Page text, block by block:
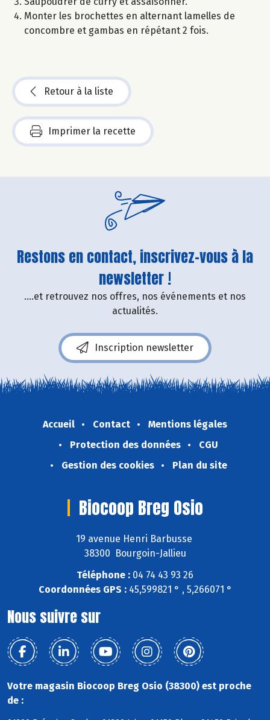
Monter les brochettes en alternant lamelles de
concombre et gambas en répétant 2 fois.
Retour à la liste
Imprimer la recette
Restons en contact, inscrivez-vous à la
newsletter !
....et retrouvez nos offres, nos événements et nos
actualités.
Inscription newsletter
Accueil Contact
Mentions légales
Protection des données
CGU
Gestion des cookies
Plan du site
Biocoop Breg Osio
19 avenue Henri Barbusse
38300 Bourgoin-Jallieu
Téléphone : 04 74 43 93 26
Coordonnées GPS :45,599821 ° , 5,266071 °
Nous suivre sur
Votre magasin Biocoop Breg Osio (38300) est proche
de :